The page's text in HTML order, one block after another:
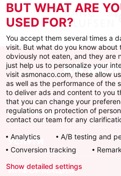
ФК Монако
УСЛУГИ
ИНФОРМАЦИЯ
BUT WHAT ARE
USED FOR?
You accept them several times a
visit. But what do you know about
obviously not eaten, and they are
just help us to personalize your
visit asmonaco.com, these allow
as well as the performance of the
to deliver ads and content to you
that you can change your
regulations on protection of
contact our team for any
Analytics
A/B testing and
Conversion tracking
Show detailed settings